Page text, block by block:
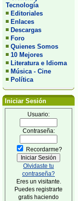
Tecnología
Editoriales
Enlaces
Descargas
Foro
Quienes Somos
10 Mejores
Literatura e Idioma
Música - Cine
Política
Iniciar Sesión
Usuario:
Contraseña:
Recordarme?
Olvidaste tu
contraseña?
Eres un visitante.
Puedes registrarte
gratis haciendo